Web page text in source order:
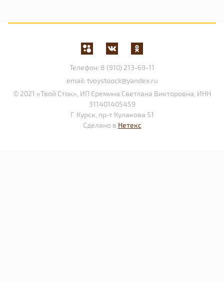
Телефон: 8 (910) 213-69-11
email: tvoystoock@yandex.ru
© 2021 «Твой Сток», ИП Еремина Светлана Викторовна, ИНН
311401405459
Г. Курск, пр-т Кулакова 51
Сделано в Нетекс